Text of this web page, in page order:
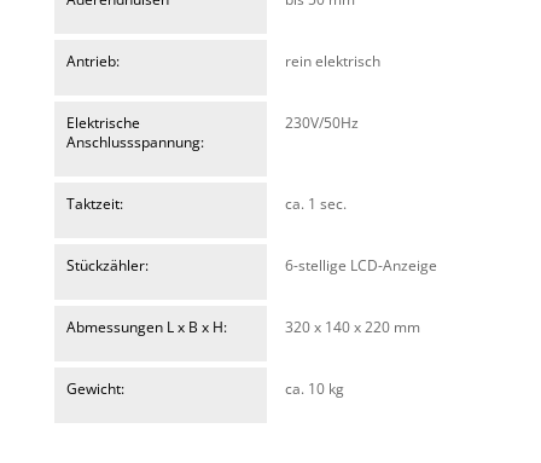
Antrieb: rein elektrisch
Elektrische
Anschlussspannung:
230V/50Hz
Taktzeit: ca. 1 sec.
Stückzähler: 6-stellige LCD-Anzeige
Abmessungen L x B x H: 320 x 140 x 220 mm
Gewicht: ca. 10 kg